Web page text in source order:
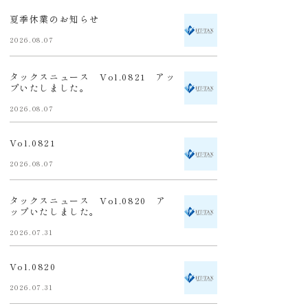
夏季休業のお知らせ
2026.08.07
タックスニュース Vol.0821 アッ
プいたしました。
2026.08.07
Vol.0821
2026.08.07
タックスニュース Vol.0820 ア
ップいたしました。
2026.07.31
Vol.0820
2026.07.31